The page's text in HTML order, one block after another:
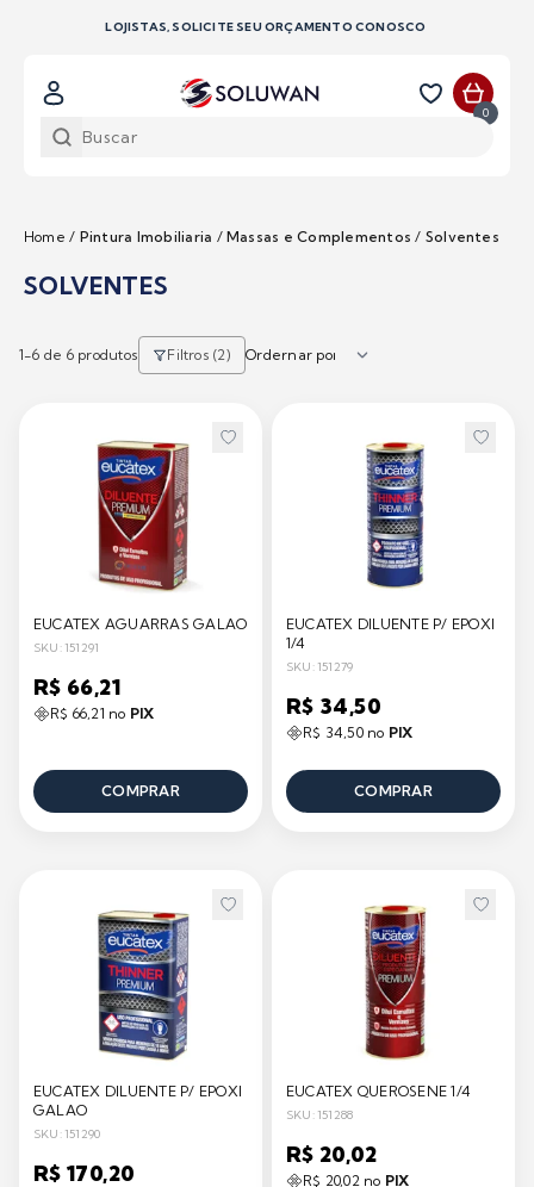
LOJISTAS, SOLICITE SEU ORÇAMENTO CONOSCO
0
Home / Pintura Imobiliaria / Massas e Complementos / Solventes
SOLVENTES
1-6 de 6 produtos Filtros (2)
EUCATEX AGUARRAS GALAO
SKU: 151291
R$ 66,21
R$ 66,21 no PIX
COMPRAR
EUCATEX DILUENTE P/ EPOXI
1/4
SKU: 151279
R$ 34,50
R$ 34,50 no PIX
COMPRAR
EUCATEX DILUENTE P/ EPOXI
GALAO
SKU: 151290
R$ 170,20
EUCATEX QUEROSENE 1/4
SKU: 151288
R$ 20,02
R$ 20,02 no PIX